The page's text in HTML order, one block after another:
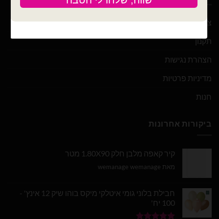
צור קשר
תקנון
הצהרת נגישות
מדיניות פרטיות
חנות
ביקורות אחרונות
קיר קאפה מלבן חלק 1.80X90 מטר
מאת wemanage wemanage
חבילת בלוני גומי איטלקי מיקס בוהו שיק 12 אינץ' -
100 יח'